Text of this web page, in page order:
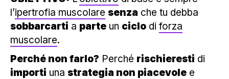
l’ipertrofia muscolare senza che tu debba
sobbarcarti a parte un ciclo di forza
muscolare.
Perché non farlo? Perché rischieresti di
importi una strategia non piacevole e